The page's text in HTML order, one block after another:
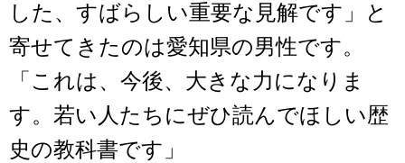
した、すばらしい重要な見解です」と
寄せてきたのは愛知県の男性です。
「これは、今後、大きな力になりま
す。若い人たちにぜひ読んでほしい歴
史の教科書です」